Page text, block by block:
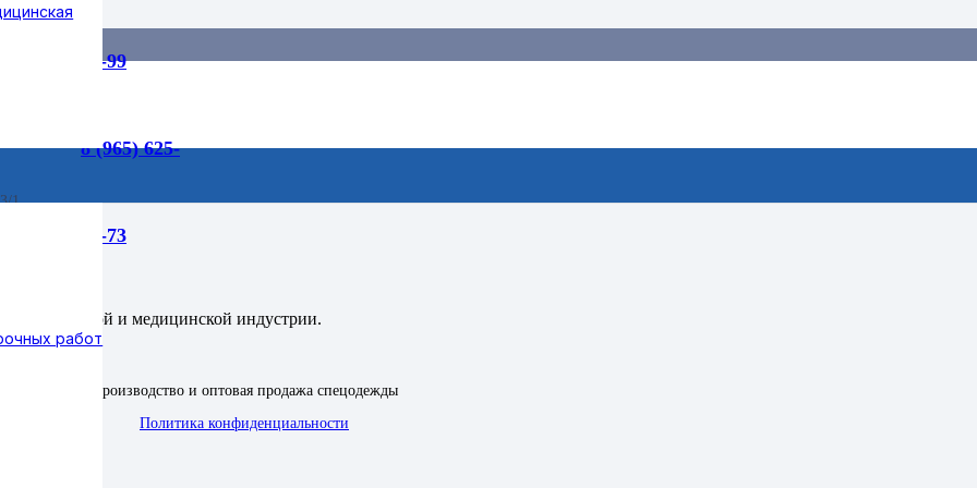
1
55-99
8 (965) 625-
75-73
работ
в пищевой и медицинской индустрии.
Производство и оптовая продажа спецодежды
Политика конфиденциальности